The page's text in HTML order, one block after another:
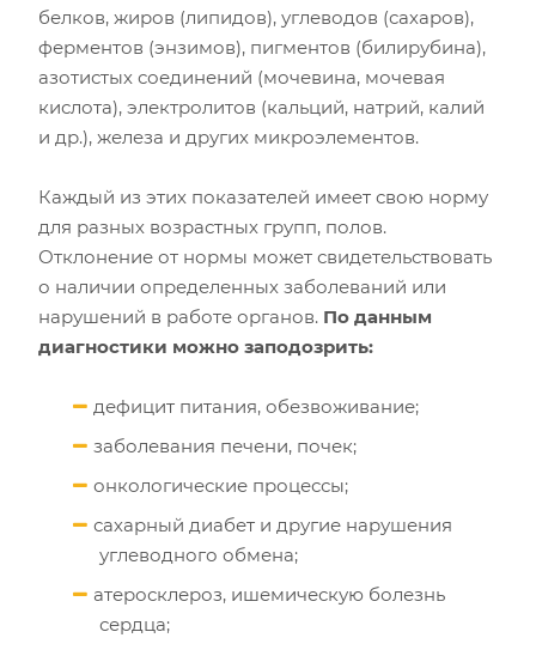
белков, жиров (липидов), углеводов (сахаров),
ферментов (энзимов), пигментов (билирубина),
азотистых соединений (мочевина, мочевая
кислота), электролитов (кальций, натрий, калий
и др.), железа и других микроэлементов.
Каждый из этих показателей имеет свою норму
для разных возрастных групп, полов.
Отклонение от нормы может свидетельствовать
о наличии определенных заболеваний или
нарушений в работе органов. По данным
диагностики можно заподозрить:
дефицит питания, обезвоживание;
заболевания печени, почек;
онкологические процессы;
сахарный диабет и другие нарушения
углеводного обмена;
атеросклероз, ишемическую болезнь
сердца;